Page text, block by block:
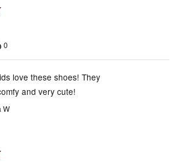
0
love these shoes! They
and very cute!
W